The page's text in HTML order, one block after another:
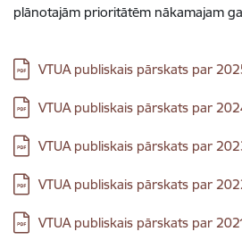
plānotajām prioritātēm nākamajam
Lejupielādēt:
VTUA publiskais pārskats par
Lejupielādēt:
VTUA publiskais pārskats par
Lejupielādēt:
VTUA publiskais pārskats par
Lejupielādēt:
VTUA publiskais pārskats par
Lejupielādēt:
VTUA publiskais pārskats par